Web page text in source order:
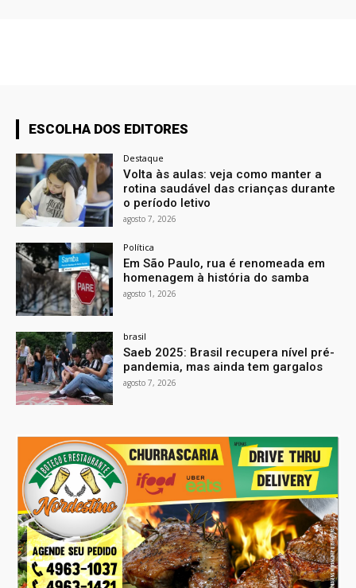
ESCOLHA DOS EDITORES
Destaque
Volta às aulas: veja como manter a
rotina saudável das crianças durante
o período letivo
agosto 7, 2026
Política
Em São Paulo, rua é renomeada em
homenagem à história do samba
agosto 1, 2026
brasil
Saeb 2025: Brasil recupera nível pré-
pandemia, mas ainda tem gargalos
agosto 7, 2026